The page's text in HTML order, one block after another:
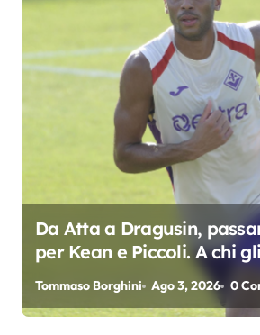
Da Atta a Dragusin,
per Kean e Piccoli. A chi gli
oscar del precampionato?
Tommaso Borghini Ago 3, 2026 0